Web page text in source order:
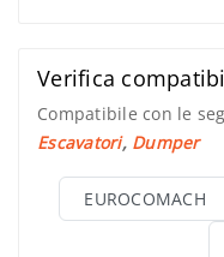
Verifica
Compatibile con le
Escavatori, Dumper
EUROCOMACH